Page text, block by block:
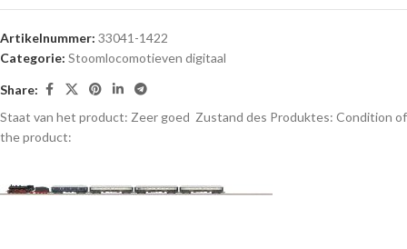
Artikelnummer: 33041-1422
Categorie: Stoomlocomotieven digitaal
Share:
Staat van het product: Zeer goed Zustand des Produktes: Condition of
the product: